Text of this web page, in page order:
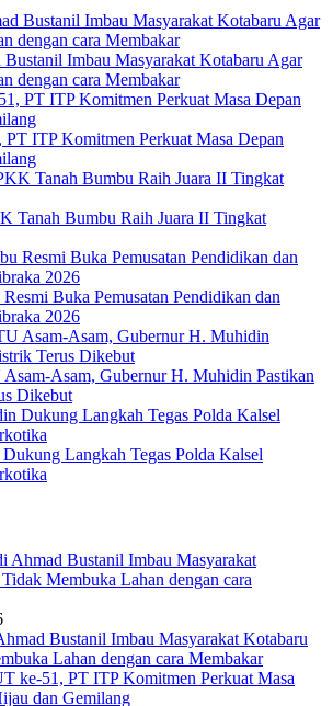
Imbau Masyarakat Kotabaru Agar
dengan cara Membakar
ITP Komitmen Perkuat Masa Depan
Tanah Bumbu Raih Juara II Tingkat
Buka Pemusatan Pendidikan dan
2026
Asam, Gubernur H. Muhidin Pastikan
Dikebut
Langkah Tegas Polda Kalsel
Bustanil Imbau Masyarakat Kotabaru
Lahan dengan cara Membakar